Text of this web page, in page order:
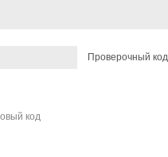
Проверочный код
код